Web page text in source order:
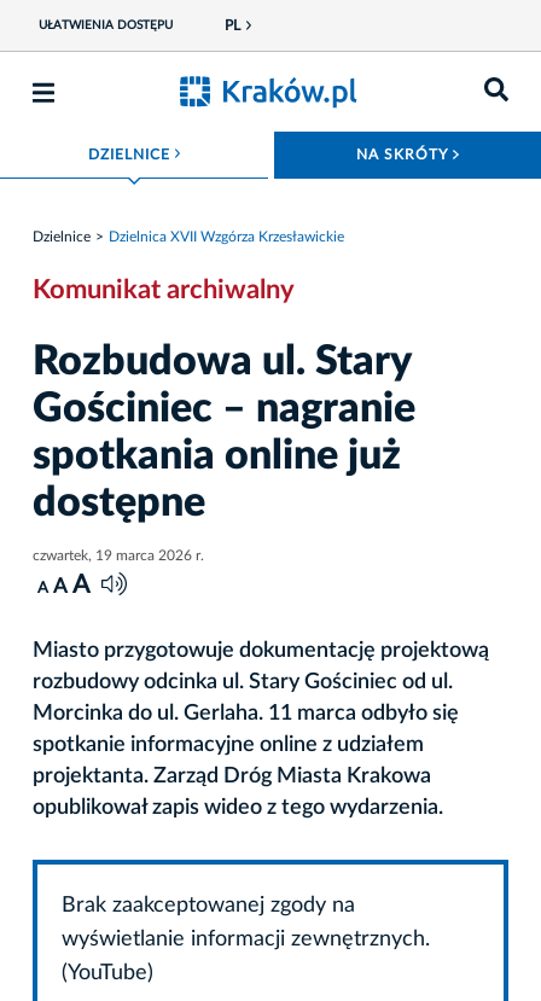
UŁATWIENIA DOSTĘPU PL
DZIELNICE ROZWIŃ MENU NA SKRÓTY
Dzielnice Dzielnica XVII Wzgórza Krzesławickie
Komunikat archiwalny
Rozbudowa ul. Stary
Gościniec – nagranie
spotkania online już
dostępne
czwartek, 19 marca 2026 r.
A A A
Miasto przygotowuje dokumentację projektową
rozbudowy odcinka ul. Stary Gościniec od ul.
Morcinka do ul. Gerlaha. 11 marca odbyło się
spotkanie informacyjne online z udziałem
projektanta. Zarząd Dróg Miasta Krakowa
opublikował zapis wideo z tego wydarzenia.
Brak zaakceptowanej zgody na
wyświetlanie informacji zewnętrznych.
(YouTube)